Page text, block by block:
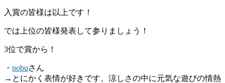
入賞の皆様は以上です！
では上位の皆様発表して参りましょう！
3位で賞から！
・ nobuさん
→とにかく表情が好きです。涼しさの中に元気な遊びの情熱